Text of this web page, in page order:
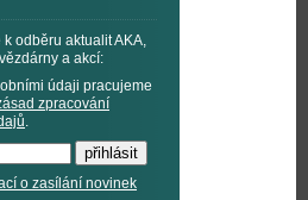
k odběru aktualit AKA,
a akcí:
údaji pracujeme
zpracování
.
o zasílání novinek